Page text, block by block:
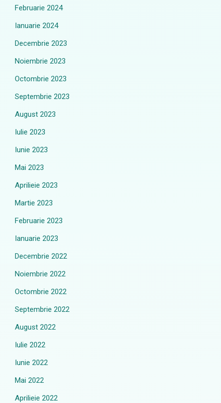
Februarie 2024
Ianuarie 2024
Decembrie 2023
Noiembrie 2023
Octombrie 2023
Septembrie 2023
August 2023
Iulie 2023
Iunie 2023
Mai 2023
Aprilieie 2023
Martie 2023
Februarie 2023
Ianuarie 2023
Decembrie 2022
Noiembrie 2022
Octombrie 2022
Septembrie 2022
August 2022
Iulie 2022
Iunie 2022
Mai 2022
Aprilieie 2022